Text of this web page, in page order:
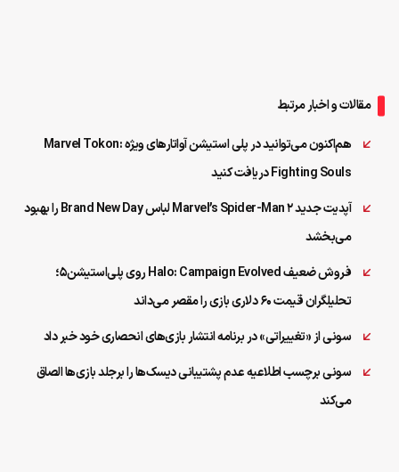
مقالات و اخبار مرتبط
هم‌اکنون می‌توانید در پلی استیشن آواتارهای ویژه Marvel Tokon:
Fighting Souls دریافت کنید
آپدیت جدید Marvel’s Spider-Man 2 لباس Brand New Day را بهبود
می‌بخشد
فروش ضعیف Halo: Campaign Evolved روی پلی‌استیشن۵؛
تحلیلگران قیمت ۶۰ دلاری بازی را مقصر می‌داند
سونی از «تغییراتی» در برنامه انتشار بازی‌های انحصاری خود خبر داد
سونی برچسب اطلاعیه عدم پشتیبانی دیسک‌ها را برجلد بازی‌ها الصاق
می‌کند